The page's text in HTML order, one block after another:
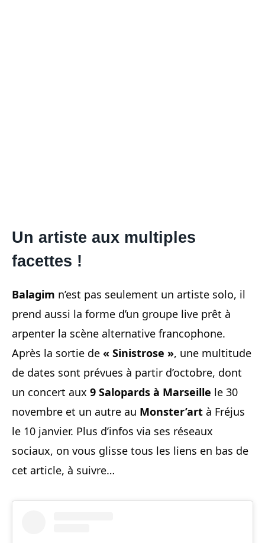
Un artiste aux multiples
facettes !
Balagim n’est pas seulement un artiste solo, il
prend aussi la forme d’un groupe live prêt à
arpenter la scène alternative francophone.
Après la sortie de « Sinistrose », une multitude
de dates sont prévues à partir d’octobre, dont
un concert aux 9 Salopards à Marseille le 30
novembre et un autre au Monster’art à Fréjus
le 10 janvier. Plus d’infos via ses réseaux
sociaux, on vous glisse tous les liens en bas de
cet article, à suivre…